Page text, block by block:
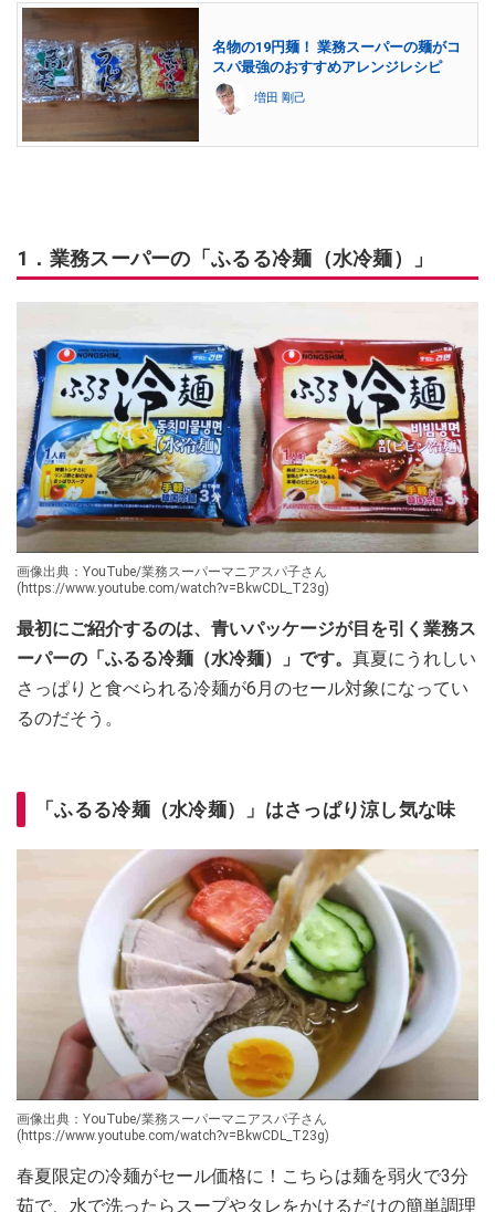
名物の19円麺！ 業務スーパーの麺がコ
スパ最強のおすすめアレンジレシピ
増田 剛己
1．業務スーパーの「ふるる冷麺（水冷麺）」
画像出典：YouTube/業務スーパーマニアスパ子さん
(https://www.youtube.com/watch?v=BkwCDL_T23g)
最初にご紹介するのは、青いパッケージが目を引く業務ス
ーパーの「ふるる冷麺（水冷麺）」です。 真夏にうれしい
さっぱりと食べられる冷麺が6月のセール対象になってい
るのだそう。
「ふるる冷麺（水冷麺）」はさっぱり涼し気な味
画像出典：YouTube/業務スーパーマニアスパ子さん
(https://www.youtube.com/watch?v=BkwCDL_T23g)
春夏限定の冷麺がセール価格に！こちらは麺を弱火で3分
茹で、水で洗ったらスープやタレをかけるだけの簡単調理